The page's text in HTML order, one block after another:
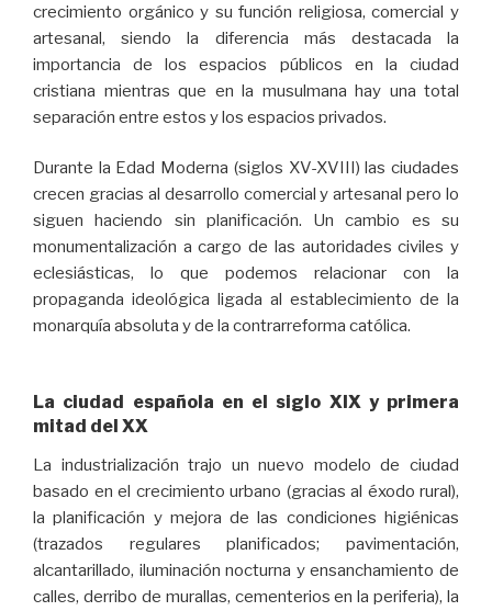
crecimiento orgánico y su función religiosa, comercial y
artesanal, siendo la diferencia más destacada la
importancia de los espacios públicos en la ciudad
cristiana mientras que en la musulmana hay una total
separación entre estos y los espacios privados.
Durante la Edad Moderna (siglos XV-XVIII) las ciudades
crecen gracias al desarrollo comercial y artesanal pero lo
siguen haciendo sin planificación. Un cambio es su
monumentalización a cargo de las autoridades civiles y
eclesiásticas, lo que podemos relacionar con la
propaganda ideológica ligada al establecimiento de la
monarquía absoluta y de la contrarreforma católica.
La ciudad española en el siglo XIX y primera
mitad del XX
La industrialización trajo un nuevo modelo de ciudad
basado en el crecimiento urbano (gracias al éxodo rural),
la planificación y mejora de las condiciones higiénicas
(trazados regulares planificados; pavimentación,
alcantarillado, iluminación nocturna y ensanchamiento de
calles, derribo de murallas, cementerios en la periferia), la